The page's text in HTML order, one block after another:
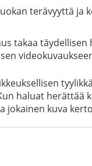
terävyyttä ja
takaa
haluat
jokainen kuva